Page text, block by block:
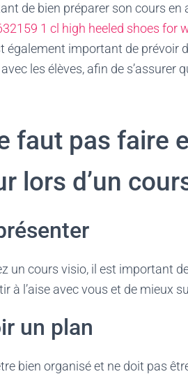
de bien préparer son cours
1 cl high heeled shoes for
également important de prévoir
les élèves, afin de s’assurer
faut pas faire
lors d’un
un cours visio, il est important
à l’aise avec vous et de mieux
un plan
bien organisé et ne doit pas